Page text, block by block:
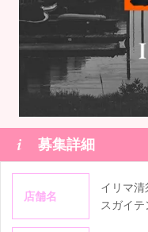
 募集詳細
店舗名
イリマ清
スガイテ